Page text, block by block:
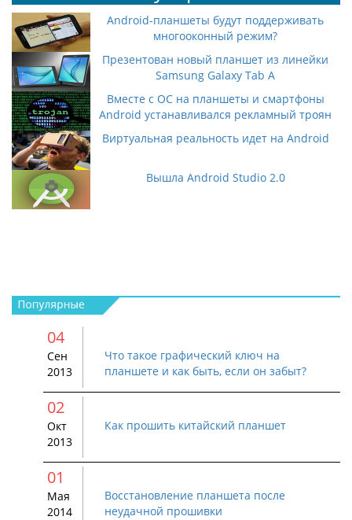
Android-планшеты будут поддерживать
многооконный режим?
Презентован новый планшет из линейки
Samsung Galaxy Tab A
Вместе с ОС на планшеты и смартфоны
Android устанавливался рекламный троян
Виртуальная реальность идет на Android
Вышла Android Studio 2.0
04
Сен
2013
Что такое графический ключ на
планшете и как быть, если он забыт?
02
Окт
2013
Как прошить китайский планшет
01
Мая
2014
Восстановление планшета после
неудачной прошивки